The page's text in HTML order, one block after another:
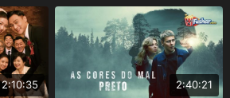
2:40:21
2:10:35